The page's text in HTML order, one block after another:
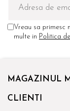
Vreau sa primesc
multe in Politica
MAGAZINUL
CLIENTI